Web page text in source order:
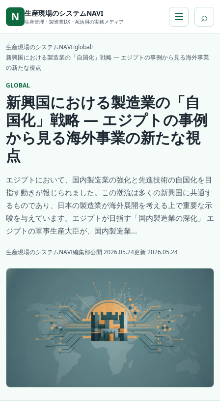
本文へ移動
N 生産現場のシステムNAVI
生産管理・製造業DX・AI活用の実務メディア ⌕
生産現場のシステムNAVI/global/
新興国における製造業の「自国化」戦略 ― エジプトの事例から見る海外事業
の新たな視点
GLOBAL
新興国における製造業の「自
国化」戦略 ― エジプトの事例
から見る海外事業の新たな視
点
エジプトにおいて、国内製造業の強化と先進技術の自国化を目
指す動きが報じられました。この潮流は多くの新興国に共通す
るものであり、日本の製造業が海外展開を考える上で重要な示
唆を与えています。エジプトが目指す「国内製造業の深化」 エ
ジプトの軍事生産大臣が、国内製造業...
生産現場のシステムNAVI編集部公開 2026.05.24更新 2026.05.24